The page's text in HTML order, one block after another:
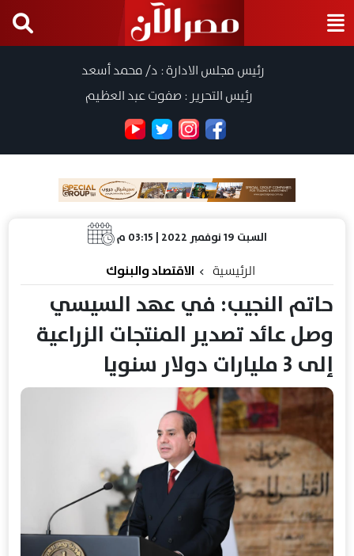
رئيس مجلس الادارة : د/ محمد أسعد
رئيس التحرير : صفوت عبد العظيم
السبت 19 نوفمبر 2022 | 03:15 م
الرئيسية الاقتصاد والبنوك
حاتم النجيب: في عهد السيسي
وصل عائد تصدير المنتجات الزراعية
إلى 3 مليارات دولار سنويا